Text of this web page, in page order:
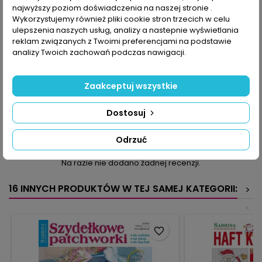
OPIS SZCZEGÓŁY PRODUKTU
Dzierganie jest proste! Łatwo się o tym przekonać, przeglądając
nasze czasopismo. To zeszyt poświęcony tajnikom i
obrazkowy od nabrania oczek po zszycie dzianiny,
przerabianie oczek prawych, lewych i przekręconych: wszystko,
czego potrzebujesz, by wykonać na drutach proste modele, jak
szal, ale także zarękawki oraz sweter czy tunikę.
Na razie nie dodano żadnej recenzji.
16 INNYCH PRODUKTÓW W TEJ SAMEJ KATEGORII:
>
<
favorite_border
najwyższy poziom doświadczenia na naszej stronie .
Wykorzystujemy również pliki cookie stron trzecich w celu
ulepszenia naszych usług, analizy a nastepnie wyświetlania
reklam związanych z Twoimi preferencjami na podstawie
analizy Twoich zachowań podczas nawigacji.
Odrzuć
Dostosuj
Zaakceptuj wszystkie